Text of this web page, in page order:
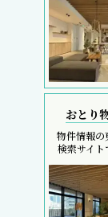
おとり
物件情報
検索サイト